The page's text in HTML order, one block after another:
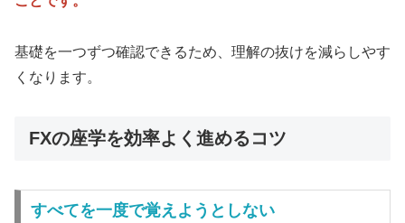
基礎を一つずつ確認できるため、理解の抜けを減らしやす
くなります。
FXの座学を効率よく進めるコツ
すべてを一度で覚えようとしない